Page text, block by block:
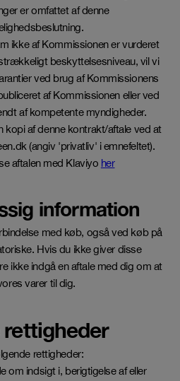
er omfattet af denne
ikke af Kommissionen er vurderet
beskyttelsesniveau, vil vi
ved brug af Kommissionens
af Kommissionen eller ved
af kompetente myndigheder.
kopi af denne kontrakt/aftale ved at
(angiv 'privatliv' i emnefeltet).
aftalen med Klaviyo her
information
med køb, også ved køb på
Hvis du ikke giver disse
ikke indgå en aftale med dig om at
varer til dig.
rettigheder
rettigheder:
om indsigt i, berigtigelse af eller